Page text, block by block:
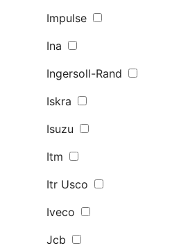
Impulse
Ina
Ingersoll-Rand
Iskra
Isuzu
Itm
Itr Usco
Iveco
Jcb